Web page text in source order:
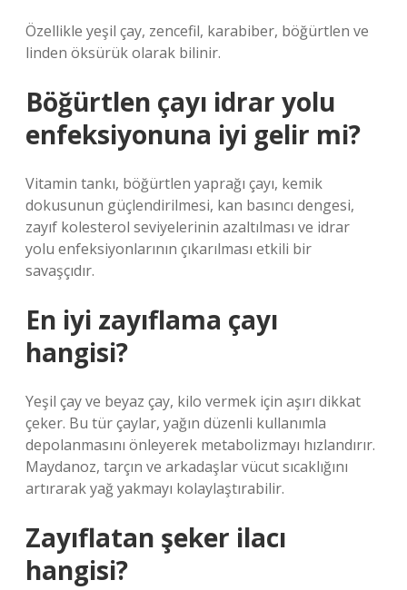
Özellikle yeşil çay, zencefil, karabiber, böğürtlen ve
linden öksürük olarak bilinir.
Böğürtlen çayı idrar yolu
enfeksiyonuna iyi gelir mi?
Vitamin tankı, böğürtlen yaprağı çayı, kemik
dokusunun güçlendirilmesi, kan basıncı dengesi,
zayıf kolesterol seviyelerinin azaltılması ve idrar
yolu enfeksiyonlarının çıkarılması etkili bir
savaşçıdır.
En iyi zayıflama çayı
hangisi?
Yeşil çay ve beyaz çay, kilo vermek için aşırı dikkat
çeker. Bu tür çaylar, yağın düzenli kullanımla
depolanmasını önleyerek metabolizmayı hızlandırır.
Maydanoz, tarçın ve arkadaşlar vücut sıcaklığını
artırarak yağ yakmayı kolaylaştırabilir.
Zayıflatan şeker ilacı
hangisi?